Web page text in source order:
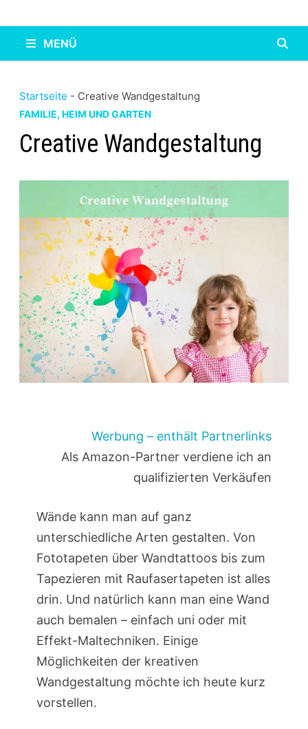
MENÜ
Startseite - Creative Wandgestaltung
FAMILIE, HEIM UND GARTEN
Creative Wandgestaltung
Werbung – enthält Partnerlinks
Als Amazon-Partner verdiene ich an
qualifizierten Verkäufen
Wände kann man auf ganz
unterschiedliche Arten gestalten. Von
Fototapeten über Wandtattoos bis zum
Tapezieren mit Raufasertapeten ist alles
drin. Und natürlich kann man eine Wand
auch bemalen – einfach uni oder mit
Effekt-Maltechniken. Einige
Möglichkeiten der kreativen
Wandgestaltung möchte ich heute kurz
vorstellen.